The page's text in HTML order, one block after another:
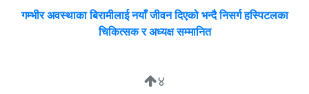
गम्भीर अवस्थाका बिरामीलाई नयाँ जीवन दिएको भन्दै निसर्ग हस्पिटलका
चिकित्सक र अध्यक्ष सम्मानित
४